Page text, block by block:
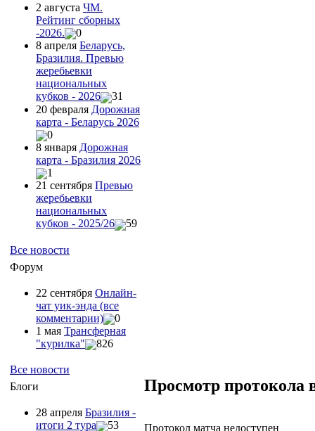
2 августа ЧМ.
Рейтинг сборных
-2026.
0
8 апреля Беларусь,
Бразилия. Превью
жеребьевки
национальных
кубков - 2026
31
20 февраля Дорожная
карта - Беларусь 2026
0
8 января Дорожная
карта - Бразилия 2026
1
21 сентября Превью
жеребьевки
национальных
кубков - 2025/26
59
Все новости
Форум
22 сентября Онлайн-
чат уик-энда (все
комментарии)
0
1 мая Трансферная
"курилка"
826
Все новости
Блоги
28 апреля Бразилия -
итоги 2 тура
53
Просмотр протокола
Протокол матча недоступен